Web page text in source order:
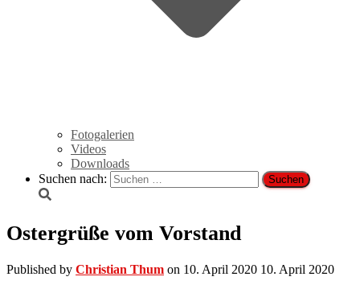
Fotogalerien
Videos
Downloads
Suchen nach:
Ostergrüße vom Vorstand
Published by Christian Thum on 10. April 2020 10. April 2020